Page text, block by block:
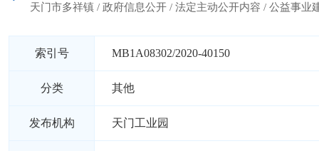
天门市多祥镇 / 政府信息公开 / 法定主动公开内容 / 公益事业
索引号 MB1A08302/2020-40150
分类 其他
发布机构 天门工业园